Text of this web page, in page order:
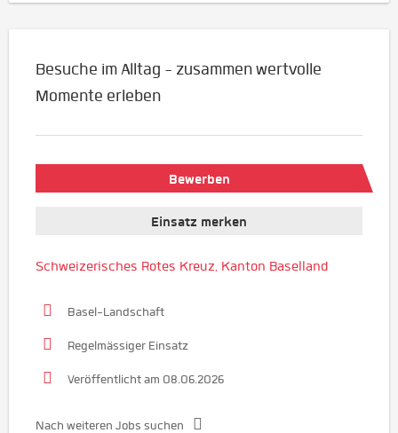
Besuche im Alltag - zusammen wertvolle
Momente erleben
Bewerben
Einsatz merken
Schweizerisches Rotes Kreuz, Kanton Baselland
Basel-Landschaft
Regelmässiger Einsatz
Veröffentlicht am 08.06.2026
Nach weiteren Jobs suchen